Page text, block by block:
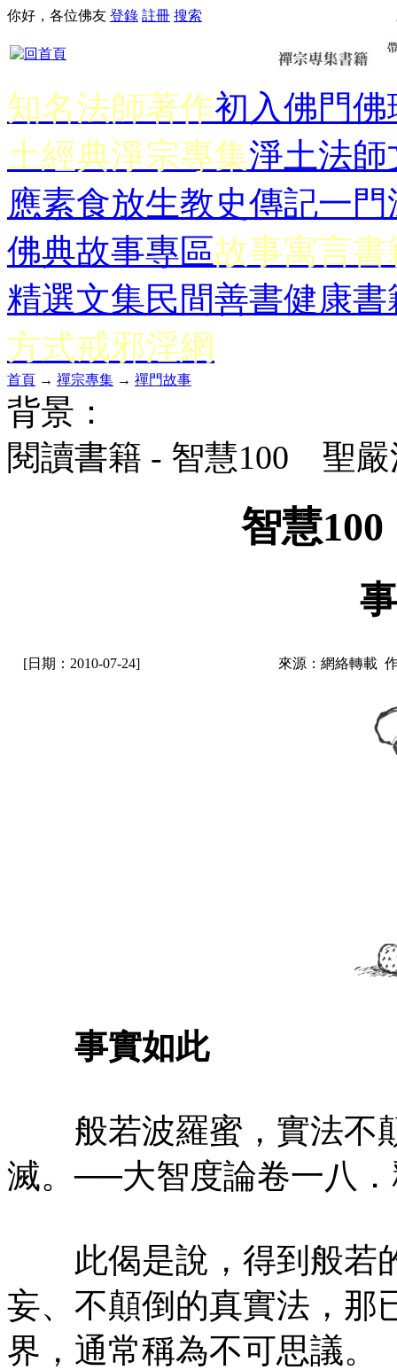
你好，各位佛友 登錄 註冊 搜索
知名法師著作初入佛門佛
土經典淨宗專集淨土法師
應素食放生教史傳記一門
佛典故事專區故事寓言書
精選文集民間善書健康書
方式戒邪淫網
首頁 → 禪宗專集 → 禪門故事
背景：
閱讀書籍 - 智慧100 聖嚴
智慧
[日期：2010-07-24] 來源：網絡轉載
事實如此
般若波羅蜜，實法不
滅。──大智度論卷一八
此偈是說，得到般若
妄、不顛倒的真實法，那
界，通常稱為不可思議。